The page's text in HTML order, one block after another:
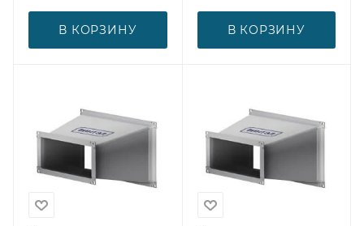
В КОРЗИНУ В КОРЗИНУ